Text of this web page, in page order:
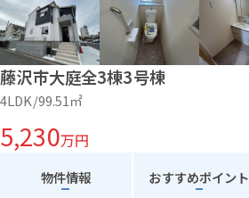
藤沢市大庭全3棟3号棟
4LDK/99.51㎡
5,230万円
物件情報 おすすめポイント